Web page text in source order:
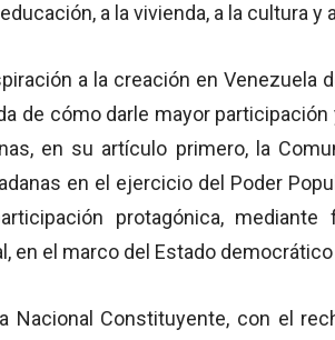
a la vivienda, a la cultura y
a la creación en Venezuela
de cómo darle mayor participación
en su artículo primero, la
en el ejercicio del Poder
protagónica,
en el marco del Estado
Nacional Constituyente, con el